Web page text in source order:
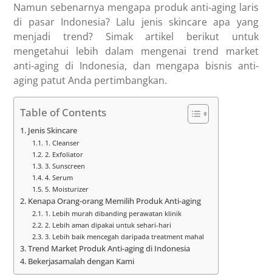
Namun sebenarnya mengapa produk anti-aging laris
di pasar Indonesia? Lalu jenis skincare apa yang
menjadi trend? Simak artikel berikut untuk
mengetahui lebih dalam mengenai trend market
anti-aging di Indonesia, dan mengapa bisnis anti-
aging patut Anda pertimbangkan.
Table of Contents
Jenis Skincare
1. Cleanser
2. Exfoliator
3. Sunscreen
4. Serum
5. Moisturizer
Kenapa Orang-orang Memilih Produk Anti-aging
1. Lebih murah dibanding perawatan klinik
2. Lebih aman dipakai untuk sehari-hari
3. Lebih baik mencegah daripada treatment mahal
Trend Market Produk Anti-aging di Indonesia
Bekerjasamalah dengan Kami